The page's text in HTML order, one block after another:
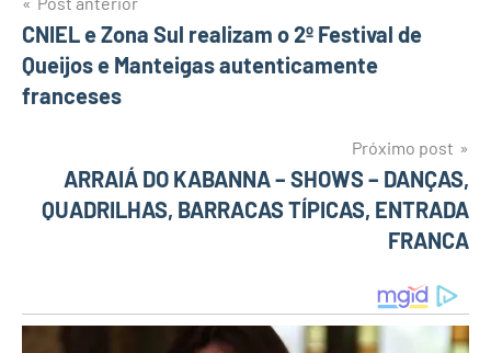
Navegação
de
CNIEL e Zona Sul realizam o 2º Festival de
Queijos e Manteigas autenticamente
franceses
Próximo post
ARRAIÁ DO KABANNA – SHOWS – DANÇAS,
QUADRILHAS, BARRACAS TÍPICAS, ENTRADA
FRANCA